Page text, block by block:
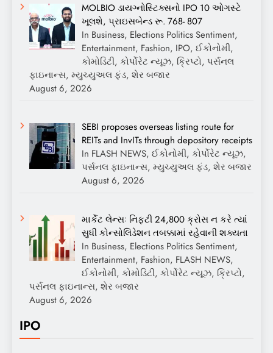
MOLBIO ડાયગ્નોસ્ટિક્સનો IPO 10 ઓગસ્ટે
ખૂલશે, પ્રાઇસબેન્ડ રૂ. 768- 807
In Business, Elections Politics Sentiment,
Entertainment, Fashion, IPO, ઈકોનોમી,
કોમોડિટી, કોર્પોરેટ ન્યૂઝ, ક્રિપ્ટો, પર્સનલ
ફાઇનાન્સ, મ્યુચ્યુઅલ ફંડ, શેર બજાર
August 6, 2026
SEBI proposes overseas listing route for
REITs and InvITs through depository receipts
In FLASH NEWS, ઈકોનોમી, કોર્પોરેટ ન્યૂઝ,
પર્સનલ ફાઇનાન્સ, મ્યુચ્યુઅલ ફંડ, શેર બજાર
August 6, 2026
માર્કેટ લેન્સઃ નિફ્ટી 24,800 ક્રોસ ન કરે ત્યાં
સુધી કોન્સોલિડેશન તબક્કામાં રહેવાની શક્યતા
In Business, Elections Politics Sentiment,
Entertainment, Fashion, FLASH NEWS,
ઈકોનોમી, કોમોડિટી, કોર્પોરેટ ન્યૂઝ, ક્રિપ્ટો,
પર્સનલ ફાઇનાન્સ, શેર બજાર
August 6, 2026
IPO